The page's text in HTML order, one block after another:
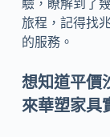
驗，瞭解到了
旅程，記得找
的服務。
想知道平價
來華塑家具